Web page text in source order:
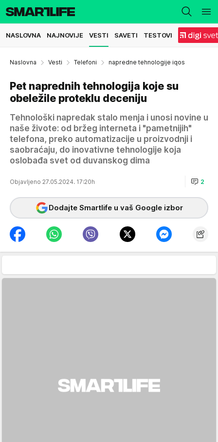
NASLOVNA NAJNOVIJE VESTI SAVETI TESTOVI
Naslovna Vesti Telefoni napredne tehnologije iqos
Pet naprednih tehnologija koje su
obeležile proteklu deceniju
Tehnološki napredak stalo menja i unosi novine u
naše živote: od bržeg interneta i "pametnijih"
telefona, preko automatizacije u proizvodnji i
saobraćaju, do inovativne tehnologije koja
oslobađa svet od duvanskog dima
Objavljeno 27.05.2024. 17:20h 2
Dodajte Smartlife u vaš Google izbor